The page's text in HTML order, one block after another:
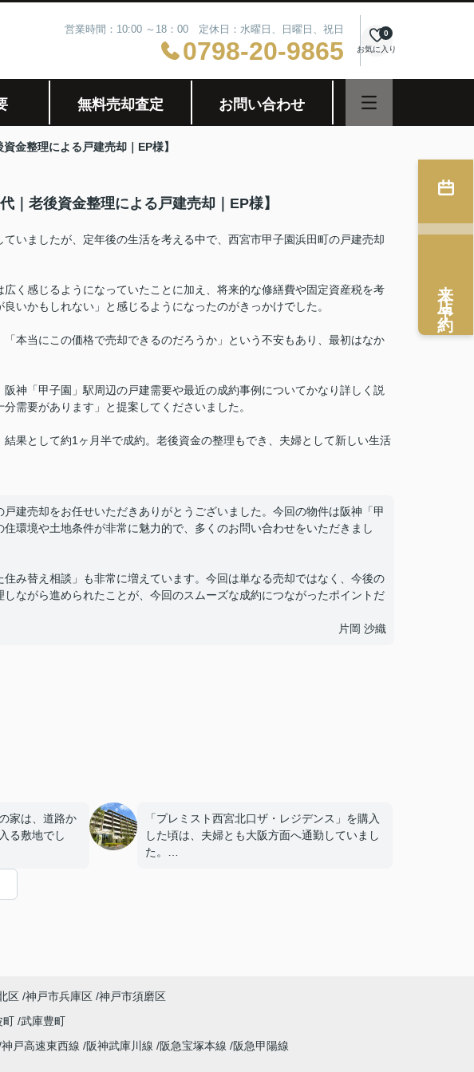
営業時間：10:00 ～18：00 定休日：水曜日、日曜日、祝日
0798-20-9865 お気に入り
0
無料売却査定 お問い合わせ
金整理による戸建売却｜EP様】
｜老後資金整理による戸建売却｜EP様】
いましたが、定年後の生活を考える中で、西宮市甲子園浜田町の戸建売却
く感じるようになっていたことに加え、将来的な修繕費や固定資産税を考
いかもしれない」と感じるようになったのがきっかけでした。
本当にこの価格で売却できるのだろうか」という不安もあり、最初はなか
神「甲子園」駅周辺の戸建需要や最近の成約事例についてかなり詳しく説
需要があります」と提案してくださいました。
果として約1ヶ月半で成約。老後資金の整理もでき、夫婦として新しい生活
戸建売却をお任せいただきありがとうございました。今回の物件は阪神「甲
環境や土地条件が非常に魅力的で、多くのお問い合わせをいただきまし
み替え相談」も非常に増えています。今回は単なる売却ではなく、今後の
ながら進められたことが、今回のスムーズな成約につながったポイントだ
片岡 沙織
家は、道路か
る敷地でし
たが、子ども
ことを機に売
に少し時間が
「プレミスト西宮北口ザ・レジデンス」を購入
した頃は、夫婦とも大阪方面へ通勤していまし
た。
い物の動線も変わり、
来店予約
区 神戸市兵庫区 神戸市須磨区
町 武庫豊町
神戸高速東西線 阪神武庫川線 阪急宝塚本線
阪急甲陽線